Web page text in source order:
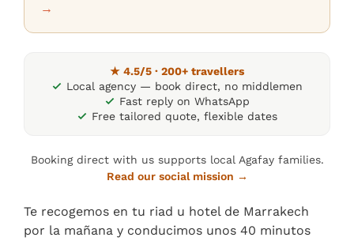
→
★ 4.5/5 · 200+ travellers
Local agency — book direct, no middlemen
Fast reply on WhatsApp
Free tailored quote, flexible dates
Booking direct with us supports local Agafay families.
Read our social mission →
Te recogemos en tu riad u hotel de Marrakech
por la mañana y conducimos unos 40 minutos